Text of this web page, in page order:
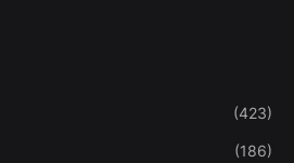
(423)
(186)